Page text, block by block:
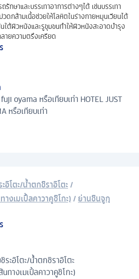
รักษาและบรรเทาอาการต่างๆได้ เช่นบรรเทา
ดกล้ามเนื้อช่วยให้โลหิตในร่างกายหมุนเวียนได้
ต้ผิวหนังและรูขุมขนทำให้ผิวหนังสะอาดบำรุง
ยความตรึงเครียด
oyama หรือเทียบเท่า HOTEL JUST
หรือเทียบเท่า
อิโตะ/น้ําตกชิราอิโตะ/
างเมเปิ้ลคาวาคูชิโกะ)/ย่านชินจูกุ
ระอิโตะ/น้ําตกชิราอิโตะ
นทางเมเปิ้ลคาวาคูชิโกะ)